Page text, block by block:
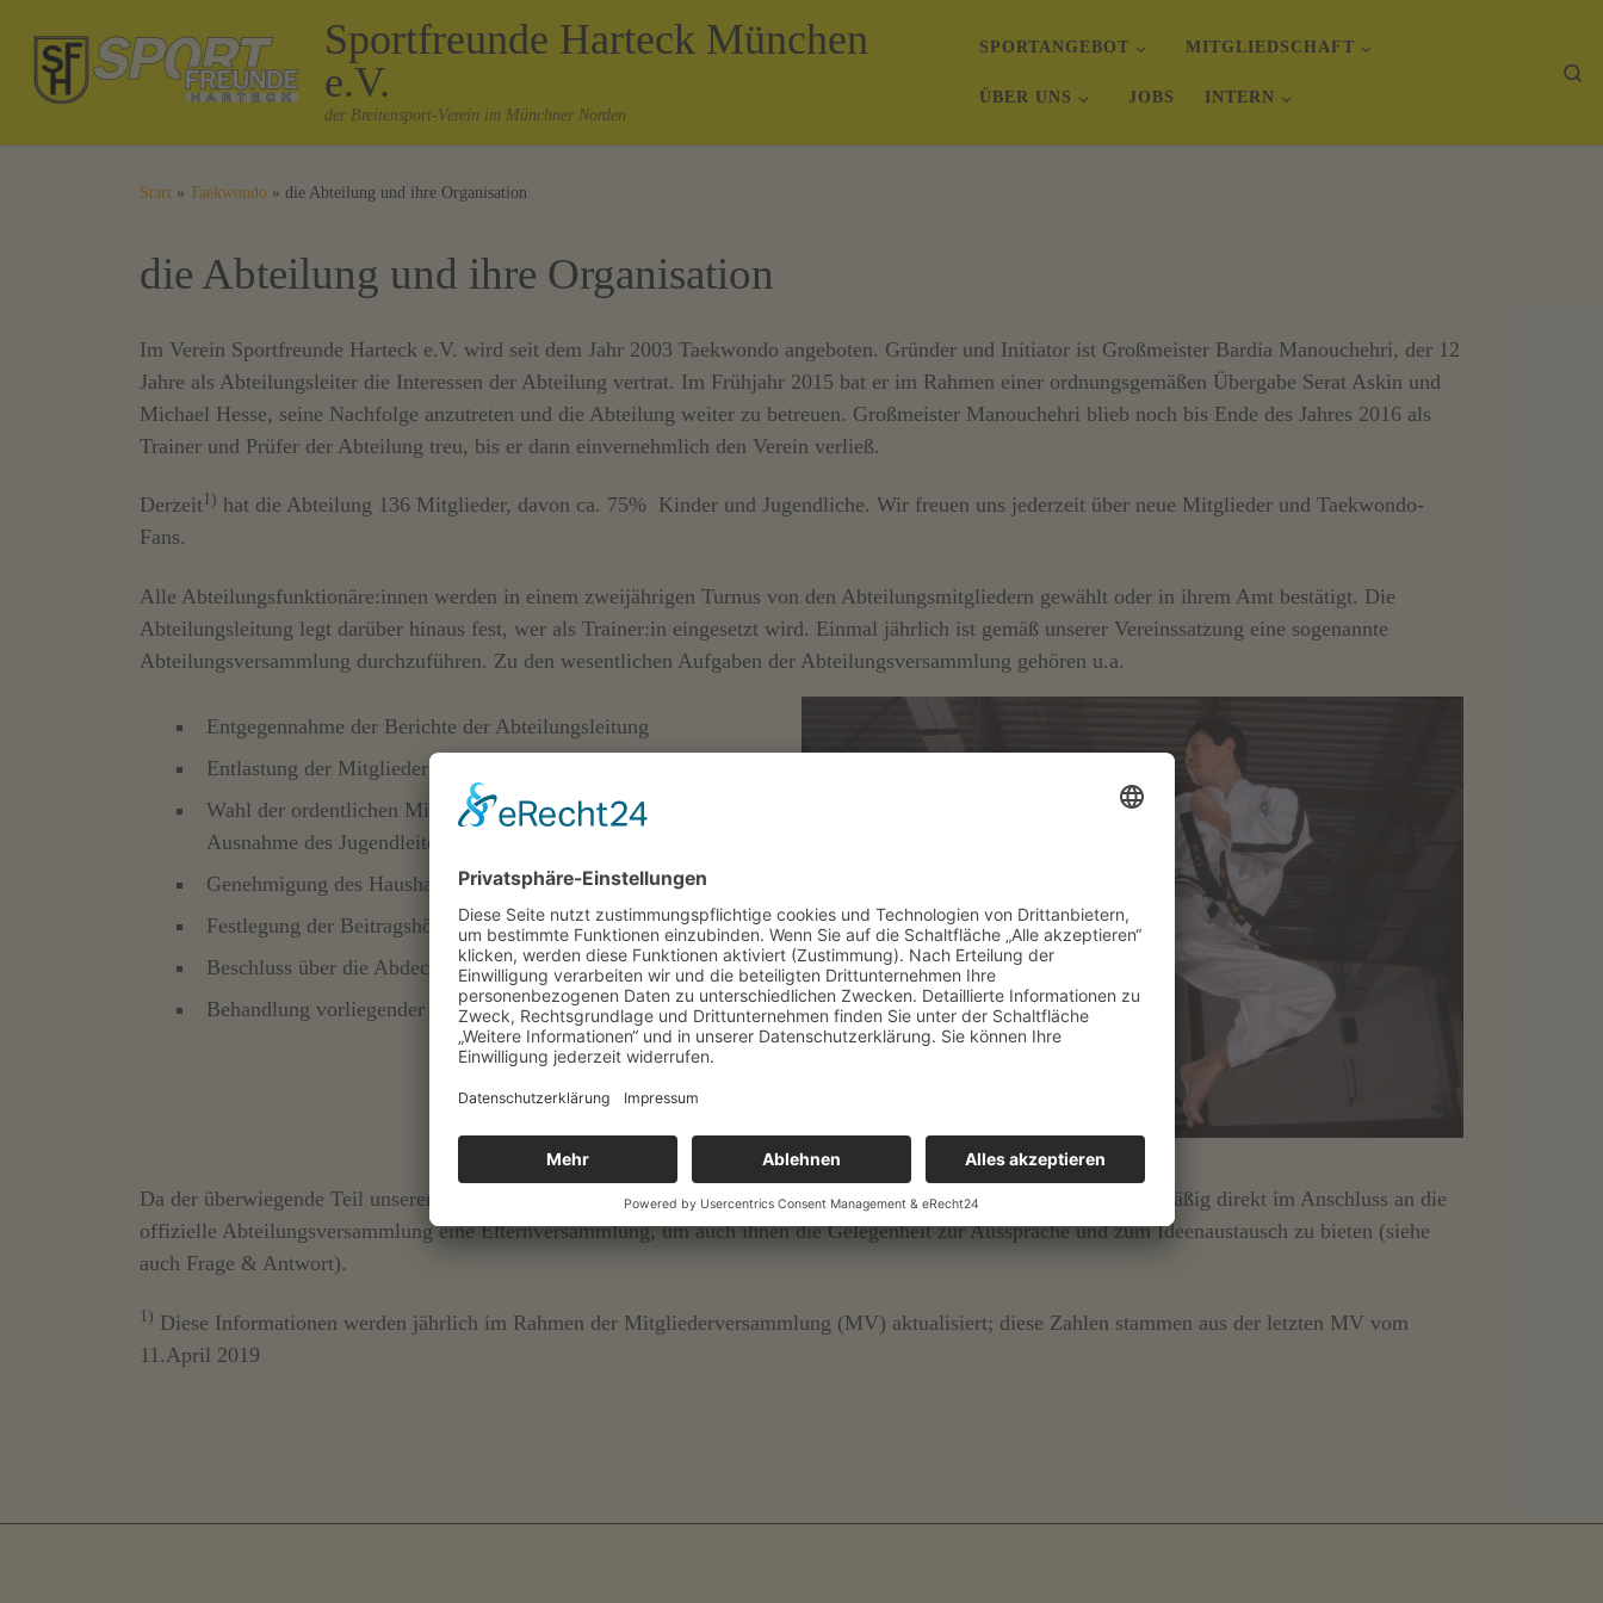
Zum Inhalt springen
Sportfreunde Harteck München
e.V.
der Breitensport-Verein im Münchner Norden
SPORTANGEBOT MITGLIEDSCHAFT
ÜBER UNS JOBS INTERN
Start » Taekwondo » die Abteilung und ihre Organisation
die Abteilung und ihre Organisation
Im Verein Sportfreunde Harteck e.V. wird seit dem Jahr 2003 Taekwondo angeboten. Gründer und Initiator ist Großmeister Bardia Manouchehri, der 12
Jahre als Abteilungsleiter die Interessen der Abteilung vertrat. Im Frühjahr 2015 bat er im Rahmen einer ordnungsgemäßen Übergabe Serat Askin und
Michael Hesse, seine Nachfolge anzutreten und die Abteilung weiter zu betreuen. Großmeister Manouchehri blieb noch bis Ende des Jahres 2016 als
Trainer und Prüfer der Abteilung treu, bis er dann einvernehmlich den Verein verließ.
Derzeit1) hat die Abteilung 136 Mitglieder, davon ca. 75% Kinder und Jugendliche. Wir freuen uns jederzeit über neue Mitglieder und Taekwondo-
Fans.
Alle Abteilungsfunktionäre:innen werden in einem zweijährigen Turnus von den Abteilungsmitgliedern gewählt oder in ihrem Amt bestätigt. Die
Abteilungsleitung legt darüber hinaus fest, wer als Trainer:in eingesetzt wird. Einmal jährlich ist gemäß unserer Vereinssatzung eine sogenannte
Abteilungsversammlung durchzuführen. Zu den wesentlichen Aufgaben der Abteilungsversammlung gehören u.a.
Entgegennahme der Berichte der Abteilungsleitung
Entlastung der Mitglieder der Abteilungsleitung
Wahl der ordentlichen Mitglieder der Abteilungsleitung (mit
Ausnahme des Jugendleiters)
Genehmigung des Haushaltsplans der Abteilung
Festlegung der Beitragshöhe und der Aufnahmegebühr
Beschluss über die Abdeckung unvorhergesehener Ausgaben
Behandlung vorliegender Anträge
Da der überwiegende Teil unserer Abteilungsmitglieder aus Kindern und Jugendlichen besteht, organisieren wir regelmäßig direkt im Anschluss an die
offizielle Abteilungsversammlung eine Elternversammlung, um auch ihnen die Gelegenheit zur Aussprache und zum Ideenaustausch zu bieten (siehe
auch Frage & Antwort).
1) Diese Informationen werden jährlich im Rahmen der Mitgliederversammlung (MV) aktualisiert; diese Zahlen stammen aus der letzten MV vom
11.April 2019